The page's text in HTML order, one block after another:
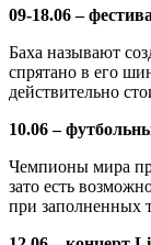
09-18.06 –
Баха называют
спрятано в его
действительно
10.06 –
Чемпионы мира
зато есть
при заполненных